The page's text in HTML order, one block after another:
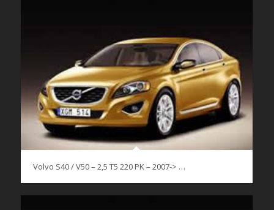
Volvo S40 / V50 – 2,5 T5 220 PK – 2007-> …